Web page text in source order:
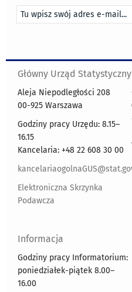
Główny Urząd Statystyczny
Aleja Niepodległości 208
00-925 Warszawa
Godziny pracy Urzędu: 8.15–
16.15
Kancelaria: +48 22 608 30 00
Elektroniczna Skrzynka
Podawcza
Informacja
Godziny pracy Informatorium:
poniedziałek-piątek 8.00–
16.00